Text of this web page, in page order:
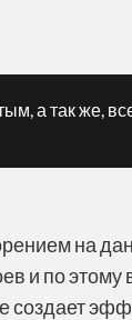
а так же,
на
и по этому
создает